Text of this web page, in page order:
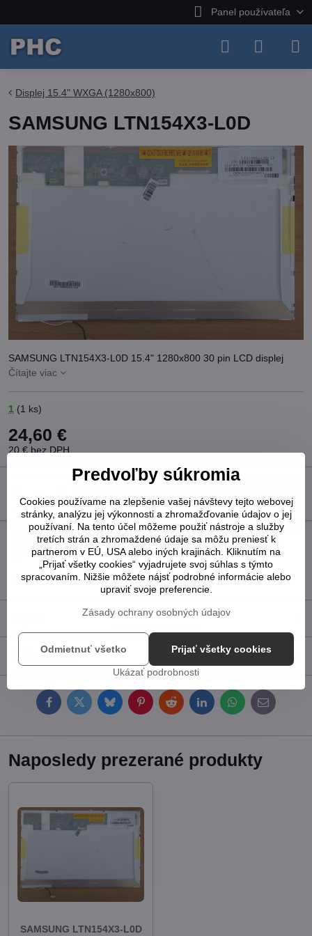
Panel používateľa
Displej 15.4" WXGA (1280x800)
SAMSUNG LTN154X3-L0D
SAMSUNG LTN154X3-L0D 15.4" 1280x800 30 pin LCD displej
Čítajte viac
1 (1 ks)
24,60 €
20 € bez DPH
Pridať k Obľúbeným Otázka k produktu
Strážny pes
Doručenia
Výrobca:Samsung
Diskusia 0
FacebookTwitterBlueskyPinterestRedditLinkedInWhatsApp
E-
mail
Naposledy prezerané produkty
SAMSUNG LTN154X3-L0D
Predvoľby súkromia
Cookies používame na zlepšenie vašej návštevy tejto webovej
stránky, analýzu jej výkonnosti a zhromažďovanie údajov o jej
používaní. Na tento účel môžeme použiť nástroje a služby
tretích strán a zhromaždené údaje sa môžu preniesť k
partnerom v EÚ, USA alebo iných krajinách. Kliknutím na
„Prijať všetky cookies“ vyjadrujete svoj súhlas s týmto
spracovaním. Nižšie môžete nájsť podrobné informácie alebo
upraviť svoje preferencie.
Zásady ochrany osobných údajov
Ukázať podrobnosti
Prijať všetky cookies
Odmietnuť všetko